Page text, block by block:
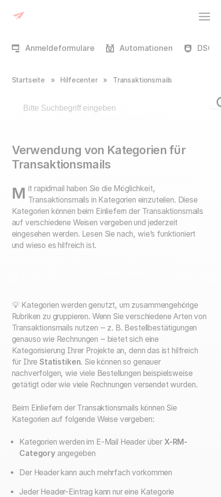
Anmeldeformulare Automationen
Startseite » Hilfecenter » Transaktionsmails
Verwendung von Kategorien für
Transaktionsmails
Mit rapidmail haben Sie die Möglichkeit, Transaktionsmails in Kategorien einzuteilen. Diese
Kategorien können beim Einliefern der Transaktionsmails
auf verschiedene Weisen vergeben und jederzeit
eingesehen werden. Lesen Sie nach, wie’s funktioniert
und wieso es hilfreich ist.
💡 Kategorien werden genutzt, um zusammengehörige
Rubriken zu gruppieren. Wenn Sie verschiedene Arten von
Transaktionsmails nutzen ‒ z. B. Bestellbestätigungen
genauso wie Rechnungen ‒ bietet sich eine
Kategorisierung Ihrer Projekte an, denn das ist hilfreich
für IhreStatistiken. Sie können so genauer
nachverfolgen, wie viele Bestellungen beispielsweise
getätigt oder wie viele Rechnungen versendet wurden.
Beim Einliefern der Transaktionsmails können Sie
Kategorien auf folgende Weise vergeben:
Kategorien werden im E-Mail Header über X-RM-
Categoryangegeben
Der Header kann auch mehrfach vorkommen
Jeder Header-Eintrag kann nur eine Kategorie